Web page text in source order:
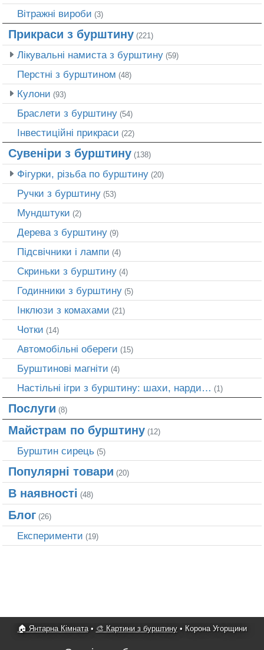
Вітражні вироби (3)
Прикраси з бурштину (221)
Лікувальні намиста з бурштину (59)
Перстні з бурштином (48)
Кулони (93)
Браслети з бурштину (54)
Інвестиційні прикраси (22)
Сувеніри з бурштину (138)
Фігурки, різьба по бурштину (20)
Ручки з бурштину (53)
Мундштуки (2)
Дерева з бурштину (9)
Підсвічники і лампи (4)
Скриньки з бурштину (4)
Годинники з бурштину (5)
Інклюзи з комахами (21)
Чотки (14)
Автомобільні обереги (15)
Бурштинові магніти (4)
Настільні ігри з бурштину: шахи, нарди… (1)
Послуги (8)
Майстрам по бурштину (12)
Бурштин сирець (5)
Популярні товари (20)
В наявності (48)
Блог (26)
Експерименти (19)
🏠 Янтарна Кімната• 🎨 Картини з бурштину• Корона Угорщини